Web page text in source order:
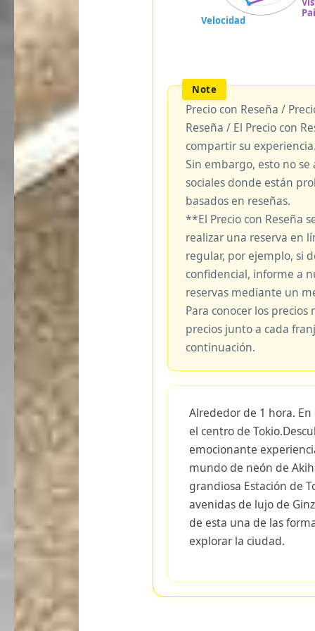
Precio con Reseña /
Reseña / El Precio con
compartir su
Sin embargo, esto no
sociales donde están
basados en reseñas.
**El Precio con Reseña
realizar una reserva en
regular, por ejemplo, si
confidencial, informe a
reservas mediante un
Para conocer los
precios junto a cada
continuación.
Alrededor de 1 hora. En
el centro de
emocionante
mundo de neón de
grandiosa Estación de
avenidas de lujo de
de esta una de las
explorar la ciudad.